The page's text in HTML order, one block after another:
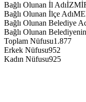
Bağlı Olunan İl Adı
Bağlı Olunan İlçe Adı
Bağlı Olunan Belediye
Bağlı Olunan
Toplam Nüfusu1.877
Erkek Nüfusu952
Kadın Nüfusu925